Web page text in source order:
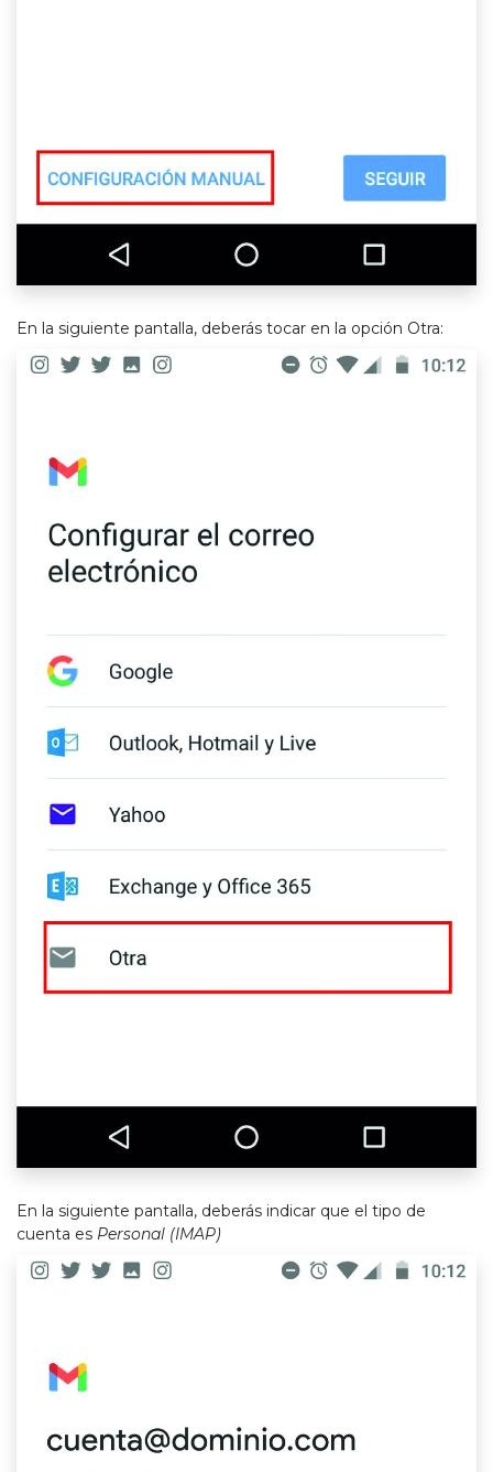
En la siguiente pantalla, deberás tocar en la opción Otra:
En la siguiente pantalla, deberás indicar que el tipo de
cuenta es Personal (IMAP)